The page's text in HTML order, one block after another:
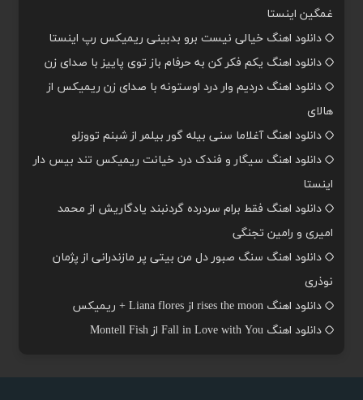
غمگین اینستا
دانلود اهنگ خیالی نیست برو بدبینی ریمیکس رپ اینستا
دانلود اهنگ یکم فکر کن به حرفام باز توی پاییز با صدای زن
دانلود اهنگ دردیم وار درد اوستونه با صدای زن ریمیکس از
هالای
دانلود اهنگ آغلاما سنی بیله گور بیلمر از شبنم تووزلو
دانلود اهنگ سیگار و فندک درد خیانت ریمیکس تند بیس دار
اینستا
دانلود اهنگ فقط برام سردرده گردنبند یادگاریش از محمد
امیری و رامین تجنگی
دانلود اهنگ سنگ صبور دل من بیتی پر مازندرانی از پژمان
نوذری
دانلود اهنگ rises the moon از Liana flores + ریمیکس
دانلود اهنگ Fall in Love with You از Montell Fish